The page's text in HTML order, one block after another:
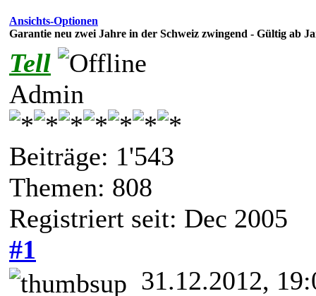
Ansichts-Optionen
Garantie neu zwei Jahre in der Schweiz zwingend - Gültig ab
Tell
Admin
Beiträge: 1'543
Themen: 808
Registriert seit: Dec 2005
#1
31.12.2012,